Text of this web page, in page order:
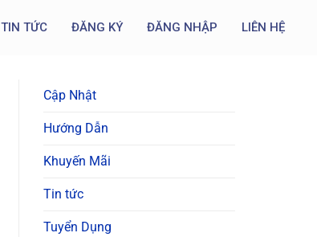
TIN TỨC ĐĂNG KÝ ĐĂNG NHẬP LIÊN HỆ
Cập Nhật
Hướng Dẫn
Khuyến Mãi
Tin tức
Tuyển Dụng